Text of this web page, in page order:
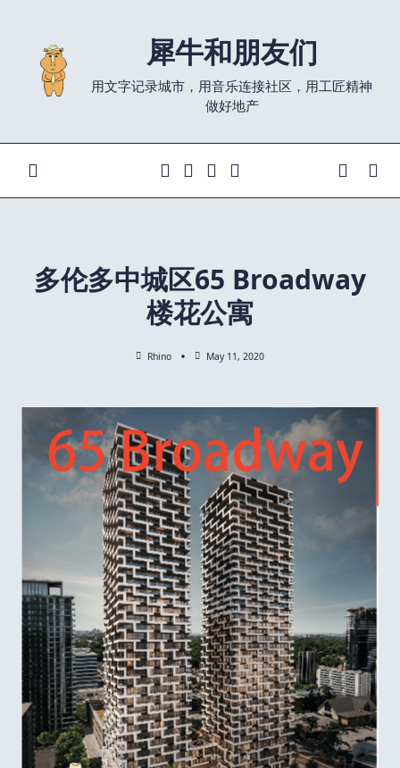
content
犀牛和朋友们
用文字记录城市，用音乐连接社区，用工匠精神
做好地产
多伦多中城区65 Broadway
楼花公寓
Rhino May 11, 2020